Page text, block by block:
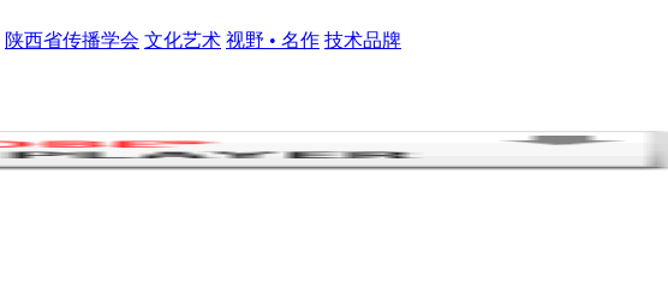
陕西省传播学会 文化艺术 视野 • 名作 技术品牌